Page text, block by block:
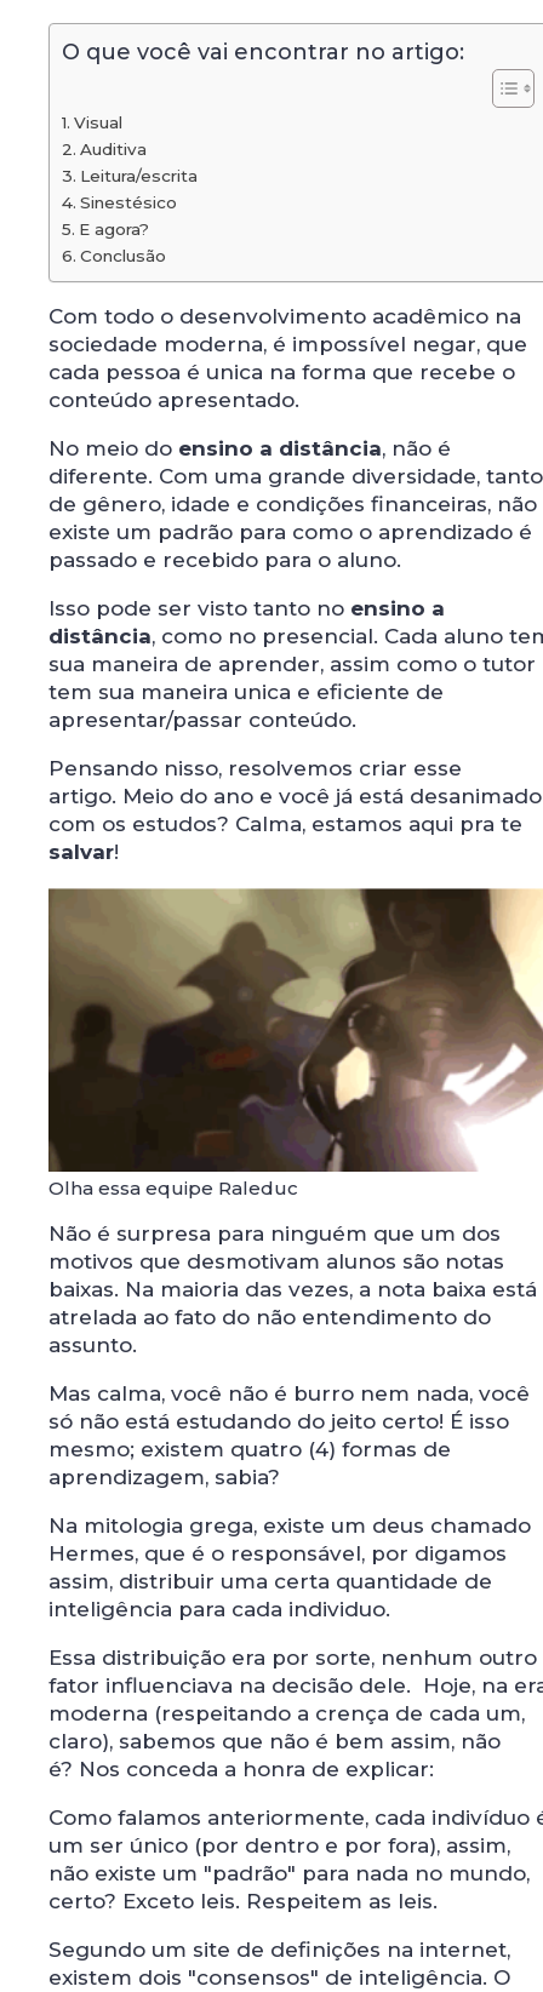
O que você vai encontrar no artigo:
Visual
Auditiva
Leitura/escrita
Sinestésico
E agora?
Conclusão
Com todo o desenvolvimento acadêmico na
sociedade moderna, é impossível negar, que
cada pessoa é unica na forma que recebe o
conteúdo apresentado.
No meio do ensino a distância, não é
diferente. Com uma grande diversidade, tanto
de gênero, idade e condições financeiras, não
existe um padrão para como o aprendizado é
passado e recebido para o aluno.
Isso pode ser visto tanto no ensino a
distância, como no presencial. Cada aluno
sua maneira de aprender, assim como o tutor
tem sua maneira unica e eficiente de
apresentar/passar conteúdo.
Pensando nisso, resolvemos criar esse
artigo. Meio do ano e você já está desanimado
com os estudos? Calma, estamos aqui pra te
salvar!
Olha essa equipe Raleduc
Não é surpresa para ninguém que um dos
motivos que desmotivam alunos são notas
baixas. Na maioria das vezes, a nota baixa está
atrelada ao fato do não entendimento do
assunto.
Mas calma, você não é burro nem nada, você
só não está estudando do jeito certo! É isso
mesmo; existem quatro (4) formas de
aprendizagem, sabia?
Na mitologia grega, existe um deus chamado
Hermes, que é o responsável, por digamos
assim, distribuir uma certa quantidade de
inteligência para cada individuo.
Essa distribuição era por sorte, nenhum outro
fator influenciava na decisão dele. Hoje, na
moderna (respeitando a crença de cada um,
claro), sabemos que não é bem assim, não
é? Nos conceda a honra de explicar:
Como falamos anteriormente, cada indivíduo
um ser único (por dentro e por fora), assim,
não existe um "padrão" para nada no mundo,
certo? Exceto leis. Respeitem as leis.
Segundo um site de definições na internet,
existem dois "consensos" de inteligência. O